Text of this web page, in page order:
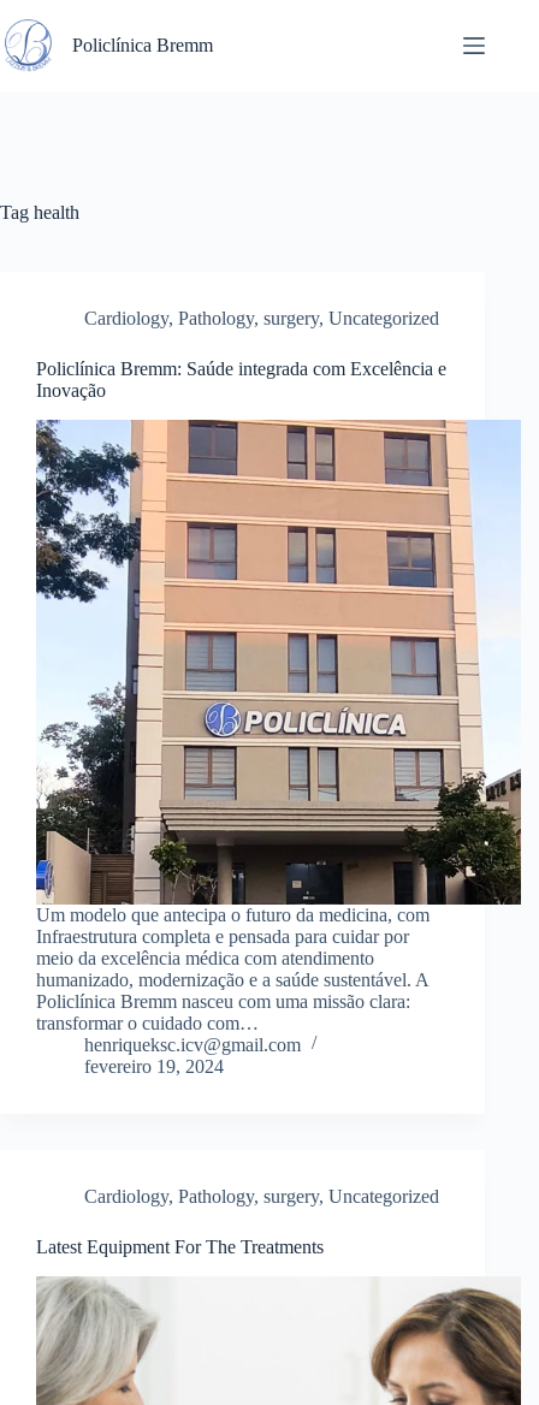
para
o
conteúdo
Policlínica Bremm
Tag health
Cardiology, Pathology, surgery, Uncategorized
Policlínica Bremm: Saúde integrada com Excelência e
Inovação
Um modelo que antecipa o futuro da medicina, com
Infraestrutura completa e pensada para cuidar por
meio da excelência médica com atendimento
humanizado, modernização e a saúde sustentável. A
Policlínica Bremm nasceu com uma missão clara:
transformar o cuidado com…
henriqueksc.icv@gmail.com
fevereiro 19, 2024
Cardiology, Pathology, surgery, Uncategorized
Latest Equipment For The Treatments